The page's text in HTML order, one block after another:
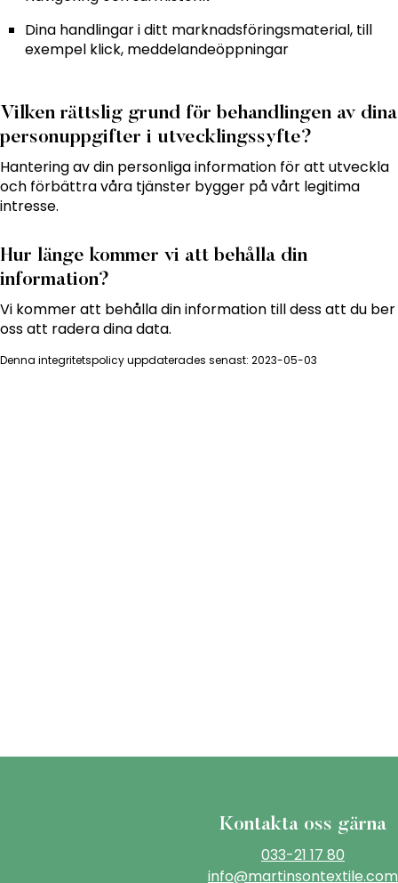
Dina handlingar i ditt marknadsföringsmaterial, till
exempel klick, meddelandeöppningar
Vilken rättslig grund för behandlingen av dina
personuppgifter i utvecklingssyfte?
Hantering av din personliga information för att utveckla
och förbättra våra tjänster bygger på vårt legitima
intresse.
Hur länge kommer vi att behålla din
information?
Vi kommer att behålla din information till dess att du ber
oss att radera dina data.
Denna integritetspolicy uppdaterades senast: 2023-05-03
Kontakta oss gärna
033-21 17 80
info@martinsontextile.com